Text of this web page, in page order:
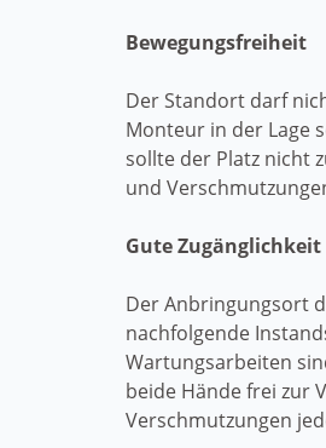
Bewegungsfreiheit
Der Standort darf
Monteur in der Lage
sollte der Platz nicht
und
Gute Zugänglichkeit
Der Anbringungsort
nachfolgende
Wartungsarbeiten
beide Hände frei zur
Verschmutzungen